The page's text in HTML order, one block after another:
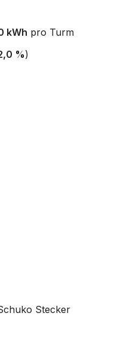
kWh pro Turm
%)
Stecker